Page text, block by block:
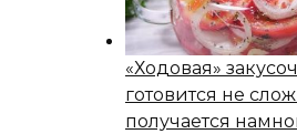
«Ходовая»
готовится не
получается